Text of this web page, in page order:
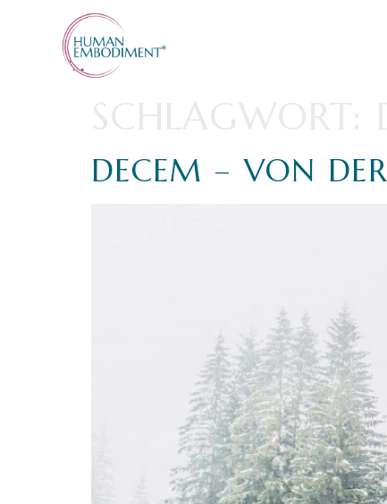
DECEM – VON